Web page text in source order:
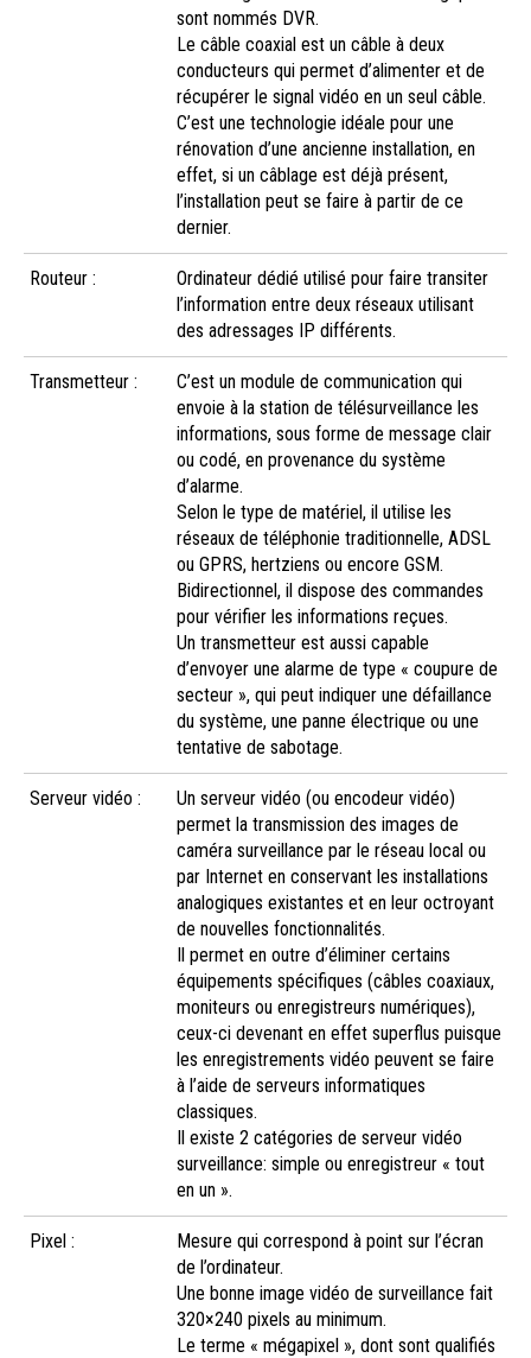
sont nommés DVR.
Le câble coaxial est un câble à deux
conducteurs qui permet d’alimenter et de
récupérer le signal vidéo en un seul câble.
C’est une technologie idéale pour une
rénovation d’une ancienne installation, en
effet, si un câblage est déjà présent,
l’installation peut se faire à partir de ce
dernier.
Routeur :
Ordinateur dédié utilisé pour faire transiter
l’information entre deux réseaux utilisant
des adressages IP différents.
Transmetteur :
C’est un module de communication qui
envoie à la station de télésurveillance les
informations, sous forme de message clair
ou codé, en provenance du système
d’alarme.
Selon le type de matériel, il utilise les
réseaux de téléphonie traditionnelle, ADSL
ou GPRS, hertziens ou encore GSM.
Bidirectionnel, il dispose des commandes
pour vérifier les informations reçues.
Un transmetteur est aussi capable
d’envoyer une alarme de type « coupure de
secteur », qui peut indiquer une défaillance
du système, une panne électrique ou une
tentative de sabotage.
Serveur vidéo :
Un serveur vidéo (ou encodeur vidéo)
permet la transmission des images de
caméra surveillance par le réseau local ou
par Internet en conservant les installations
analogiques existantes et en leur octroyant
de nouvelles fonctionnalités.
Il permet en outre d’éliminer certains
équipements spécifiques (câbles coaxiaux,
moniteurs ou enregistreurs numériques),
ceux-ci devenant en effet superflus puisque
les enregistrements vidéo peuvent se faire
à l’aide de serveurs informatiques
classiques.
Il existe 2 catégories de serveur vidéo
surveillance: simple ou enregistreur « tout
en un ».
Pixel :
Mesure qui correspond à point sur l’écran
de l’ordinateur.
Une bonne image vidéo de surveillance fait
320×240 pixels au minimum.
Le terme « mégapixel », dont sont qualifiés